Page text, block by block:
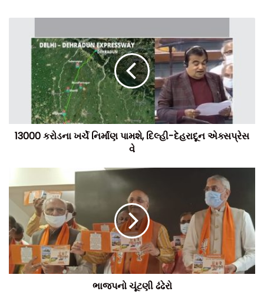
13000 કરોડના ખર્ચે નિર્માંણ પામશે, દિલ્હી-દેહરાદૂન એક્સપ્રેસ
વે
ભાજપનો ચૂંટણી ઢંઢેરો